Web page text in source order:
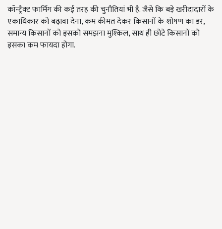
कॉन्ट्रैक्ट फार्मिग की कई तरह की चुनौतियां भी है. जैसे कि बड़े खरीदादारों के
एकाधिकार को बढ़ावा देना, कम कीमत देकर किसानों के शोषण का डर,
समान्य किसानों को इसको समझना मुश्किल, साथ ही छोटे किसानों को
इसका कम फायदा होगा.